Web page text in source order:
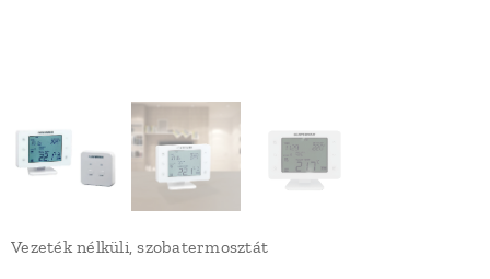
Vezeték nélküli, szobatermosztát